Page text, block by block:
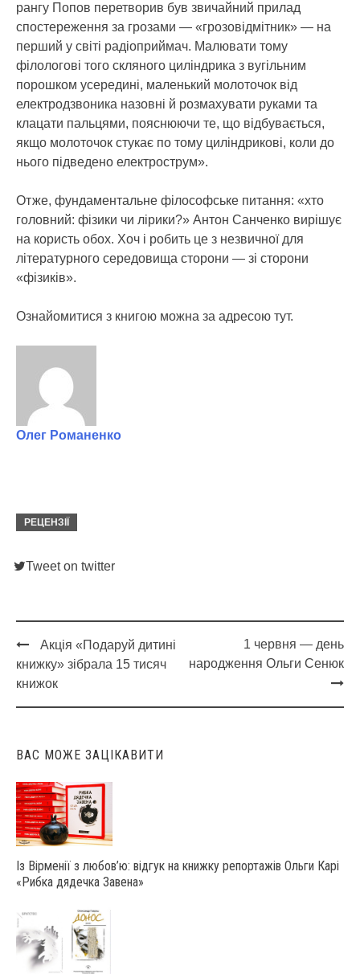
рангу Попов перетворив був звичайний прилад
спостереження за грозами — «грозовідмітник» — на
перший у світі радіоприймач. Малювати тому
філологові того скляного циліндрика з вугільним
порошком усередині, маленький молоточок від
електродзвоника назовні й розмахувати руками та
клацати пальцями, пояснюючи те, що відбувається,
якщо молоточок стукає по тому циліндрикові, коли до
нього підведено електрострум».
Отже, фундаментальне філософське питання: «хто
головний: фізики чи лірики?» Антон Санченко вирішує
на користь обох. Хоч і робить це з незвичної для
літературного середовища сторони — зі сторони
«фізиків».
Ознайомитися з книгою можна за адресою тут.
Олег Романенко
РЕЦЕНЗІЇ
Tweet on twitter
Post
navigation
Акція «Подаруй дитині
книжку» зібрала 15 тисяч
книжок
1 червня — день
народження Ольги Сенюк
ВАС МОЖЕ ЗАЦІКАВИТИ
Із Вірменії з любов’ю: відгук на книжку репортажів Ольги Карі
«Рибка дядечка Завена»